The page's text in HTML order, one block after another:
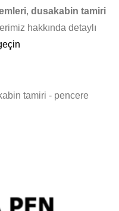
, dusakabin tamiri
hakkında detaylı
tamiri - pencere